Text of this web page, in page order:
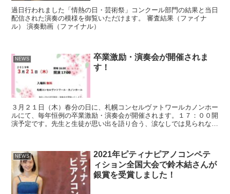
過日行われました「情熱の日・芸術祭」コンクール部門の結果と当日
配信された演奏の模様を御覧いただけます。 審査結果（ファイナ
ル） 演奏動画（ファイナル）
NEWS
卒業激励・演奏会が開催されま
す！
３月２１日（木）春分の日に、札幌コンセルヴァトワールカノンホー
ルにて、毎年恒例の卒業激励・演奏会が開催されます。１７：００開
演予定です。先生と生徒が思い出を語り合う、涙なしでは見られな
NEWS
2021年ピティナピアノコンペテ
ィション全国大会で鈴木結さんが
銀賞を受賞しました！